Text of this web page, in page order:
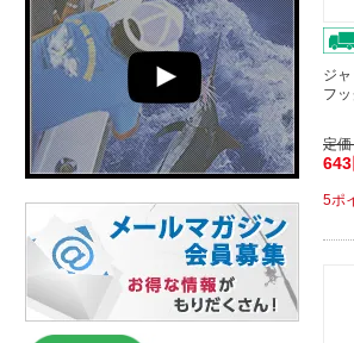
ジ
フ
定
5ポ